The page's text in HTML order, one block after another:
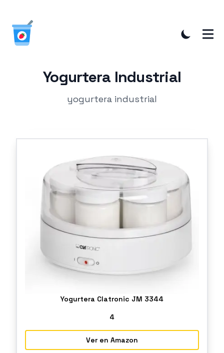
Yogurtera Industrial
yogurtera industrial
Yogurtera Clatronic JM 3344
4
Ver en Amazon